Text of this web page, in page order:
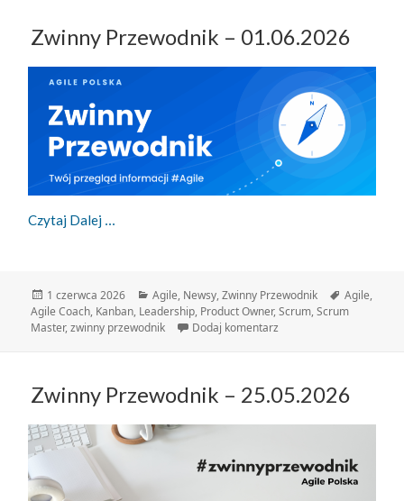
Zwinny Przewodnik – 01.06.2026
Czytaj Dalej
Data
publikacji
1 czerwca 2026 Kategorie
Agile, Newsy,Zwinny Przewodnik Tagi
Agile,
Agile Coach, Kanban, Leadership, Product Owner,Scrum,Scrum
Master,zwinny przewodnik Dodaj komentarz
Zwinny Przewodnik – 25.05.2026